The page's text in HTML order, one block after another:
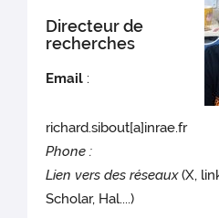
Directeur de
recherches
Email :
richard.sibout[a]inrae.fr
Phone :
Lien vers des réseaux(X,
Scholar, Hal....)